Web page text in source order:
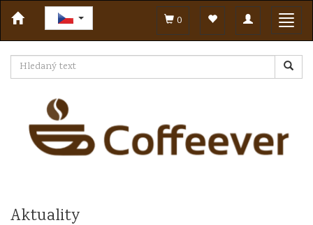
Toggle
navigation
0
Aktuality